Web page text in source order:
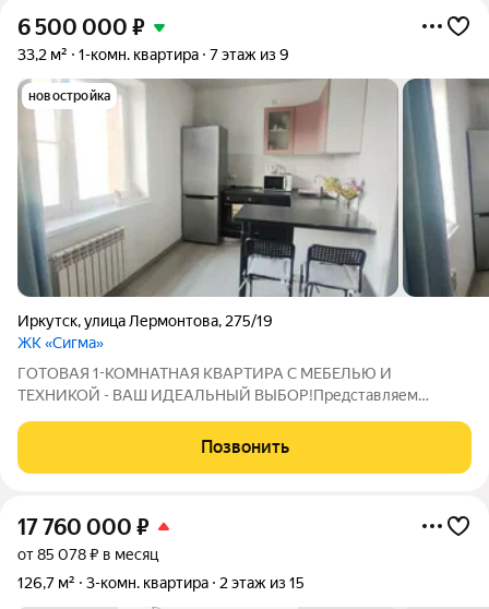
6 500 000 ₽
33,2 м² 1-комн. квартира 7 этаж из 9
новостройка
Иркутск,улица Лермонтова, 275/19
ЖК «Сигма»
ГОТОВАЯ 1-КОМНАТНАЯ КВАРТИРА С МЕБЕЛЬЮ И
ТЕХНИКОЙ - ВАШ ИДЕАЛЬНЫЙ ВЫБОР!Представляем
учетом балкона 33,2 кв.м ( без балкона 31,2 кв.м) в ЖК "Сигма"
Преимущества 1. Надежный застройщик 2.
Позвонить
17 760 000 ₽
от 85 078 ₽ в месяц
126,7 м²
3-комн. квартира 2 этаж из 15